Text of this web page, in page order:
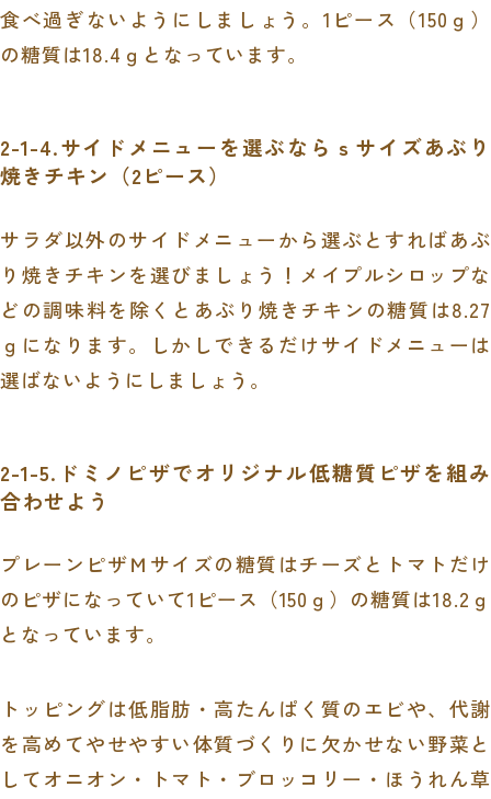
食べ過ぎないようにしましょう。 1 ピース（150 ｇ）
の糖質は18.4 ｇとなっています。
2-1-4.サイドメニューを選ぶならｓサイズあぶり
焼きチキン（2ピース）
サラダ以外のサイドメニューから選ぶとすればあぶ
り焼きチキンを選びましょう！メイプルシロップな
どの調味料を除くとあぶり焼きチキンの糖質は8.27
ｇになります。しかしできるだけサイドメニューは
選ばないようにしましょう。
2-1-5.ドミノピザでオリジナル低糖質ピザを組み
合わせよう
プレーンピザＭサイズの糖質はチーズとトマトだけ
のピザになっていて1 ピース（150 ｇ）の糖質は18.2 ｇ
となっています。
トッピングは低脂肪・高たんぱく質のエビや、代謝
を高めてやせやすい体質づくりに欠かせない野菜と
してオニオン・トマト・ブロッコリー・ほうれん草